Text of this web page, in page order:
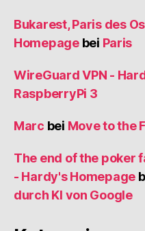
Bukarest, Paris des
Homepagebei Paris
WireGuard VPN -
RaspberryPi 3
Marc bei Move to the
The end of the poker
- Hardy's Homepage
durch KI von Google